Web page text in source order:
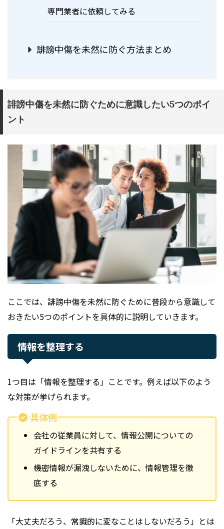
専門業者に依頼してみる
誹謗中傷を未然に防ぐ方法まとめ
誹謗中傷を未然に防ぐために意識したい5つのポイ
ント
ここでは、誹謗中傷を未然に防ぐために普段から意識して
おきたい5つのポイントを具体的に説明していきます。
情報を整理する
1つ目は「情報を整理する」ことです。例えば以下のよう
な対策が挙げられます。
具体例
会社の従業員に対して、情報公開についての
ガイドラインを共有する
機密情報が漏洩しないために、情報管理を徹
底する
「大丈夫だろう、常識的に変なことはしないだろう」とは